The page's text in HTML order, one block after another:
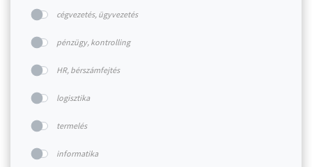
cégvezetés, ügyvezetés
pénzügy, kontrolling
HR, bérszámfejtés
logisztika
termelés
informatika